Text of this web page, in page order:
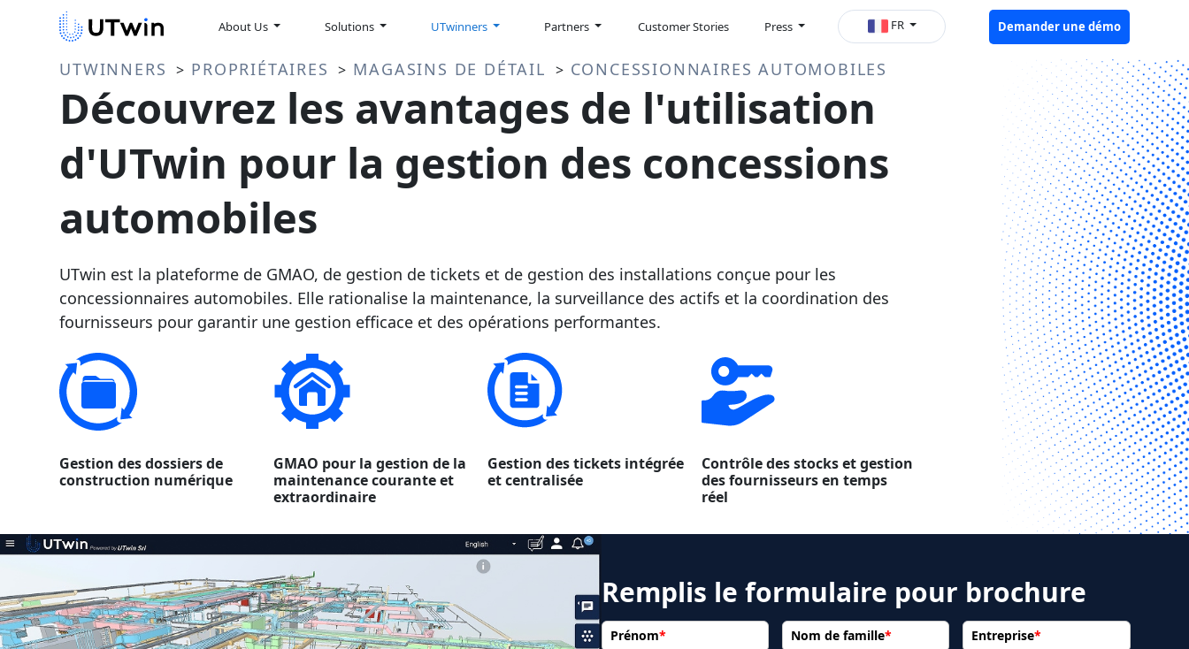
About Us Solutions UTwinners Partners Customer Stories Press FR Demander une démo
UTWINNERS > PROPRIÉTAIRES > MAGASINS DE DÉTAIL > CONCESSIONNAIRES AUTOMOBILES
Découvrez les avantages de l'utilisation
d'UTwin pour la gestion des concessions
automobiles
UTwin est la plateforme de GMAO, de gestion de tickets et de gestion des installations conçue pour les
concessionnaires automobiles. Elle rationalise la maintenance, la surveillance des actifs et la coordination des
fournisseurs pour garantir une gestion efficace et des opérations performantes.
Gestion des dossiers de
construction numérique
GMAO pour la gestion de la
maintenance courante et
extraordinaire
Gestion des tickets intégrée
et centralisée
Contrôle des stocks et gestion
des fournisseurs en temps
réel
Remplis le formulaire pour brochure
Prénom* Nom de famille* Entreprise*